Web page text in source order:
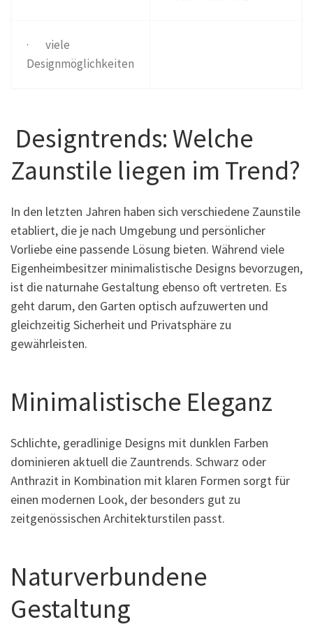
· viele
Designmöglichkeiten
Designtrends: Welche
Zaunstile liegen im Trend?
In den letzten Jahren haben sich verschiedene Zaunstile
etabliert, die je nach Umgebung und persönlicher
Vorliebe eine passende Lösung bieten. Während viele
Eigenheimbesitzer minimalistische Designs bevorzugen,
ist die naturnahe Gestaltung ebenso oft vertreten. Es
geht darum, den Garten optisch aufzuwerten und
gleichzeitig Sicherheit und Privatsphäre zu
gewährleisten.
Minimalistische Eleganz
Schlichte, geradlinige Designs mit dunklen Farben
dominieren aktuell die Zauntrends. Schwarz oder
Anthrazit in Kombination mit klaren Formen sorgt für
einen modernen Look, der besonders gut zu
zeitgenössischen Architekturstilen passt.
Naturverbundene
Gestaltung